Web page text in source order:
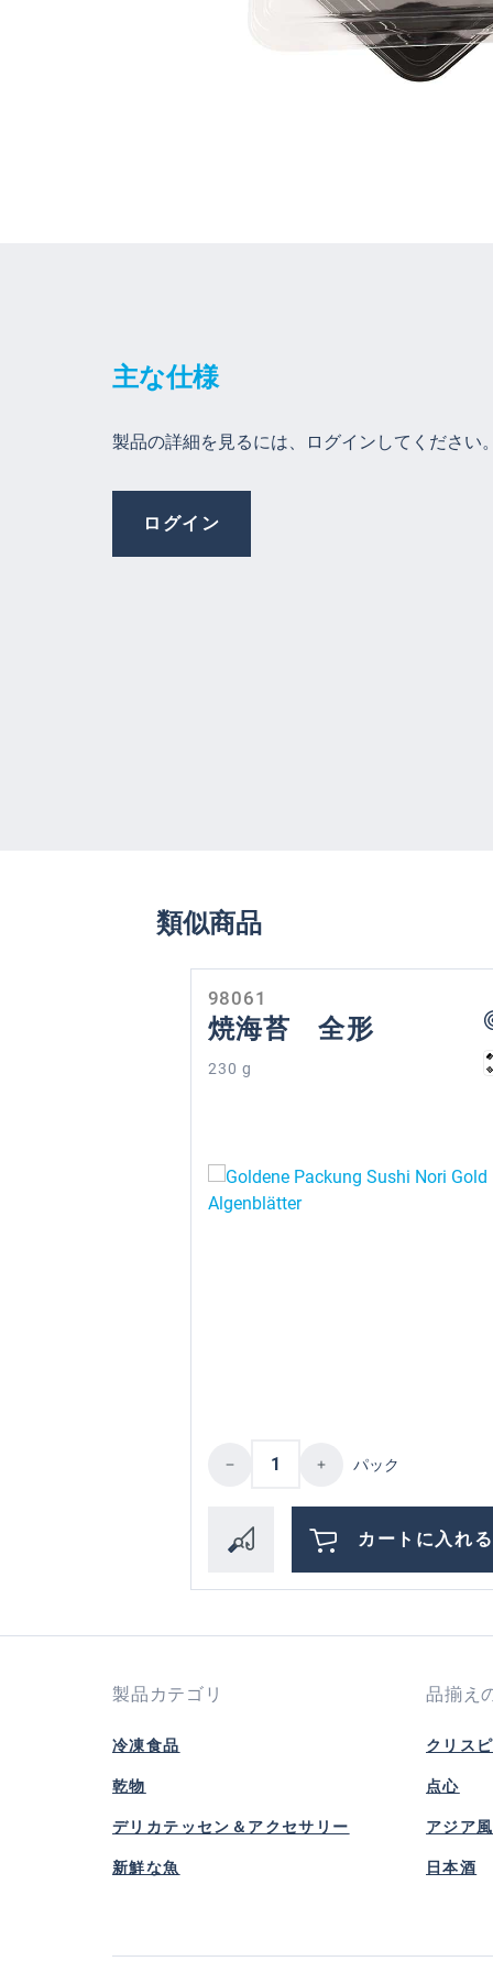
主な仕様
製品の詳細を見るには、ログインしてください
ログイン
類似商品
98061
焼海苔 全形
230 g
Product Quantity:
パック
カートに入れる
製品カテゴリ
冷凍食品
乾物
デリカテッセン＆アクセサリー
新鮮な魚
品揃え
クリス
点心
アジア
日本酒